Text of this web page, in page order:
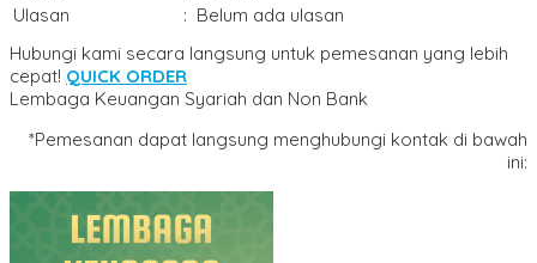
Ulasan
: Belum ada ulasan
Hubungi kami secara langsung untuk pemesanan yang lebih
cepat! QUICK ORDER
Lembaga Keuangan Syariah dan Non Bank
*Pemesanan dapat langsung menghubungi kontak di bawah
ini: